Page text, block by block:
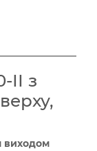
з
виходом